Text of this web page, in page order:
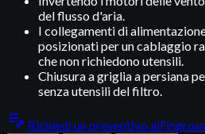
del flusso d'aria.
I collegamenti di
posizionati per un cablaggio
che non richiedono utensili.
Chiusura a griglia a persiana
senza utensili del filtro.
edit_note Richiedi un preventivo